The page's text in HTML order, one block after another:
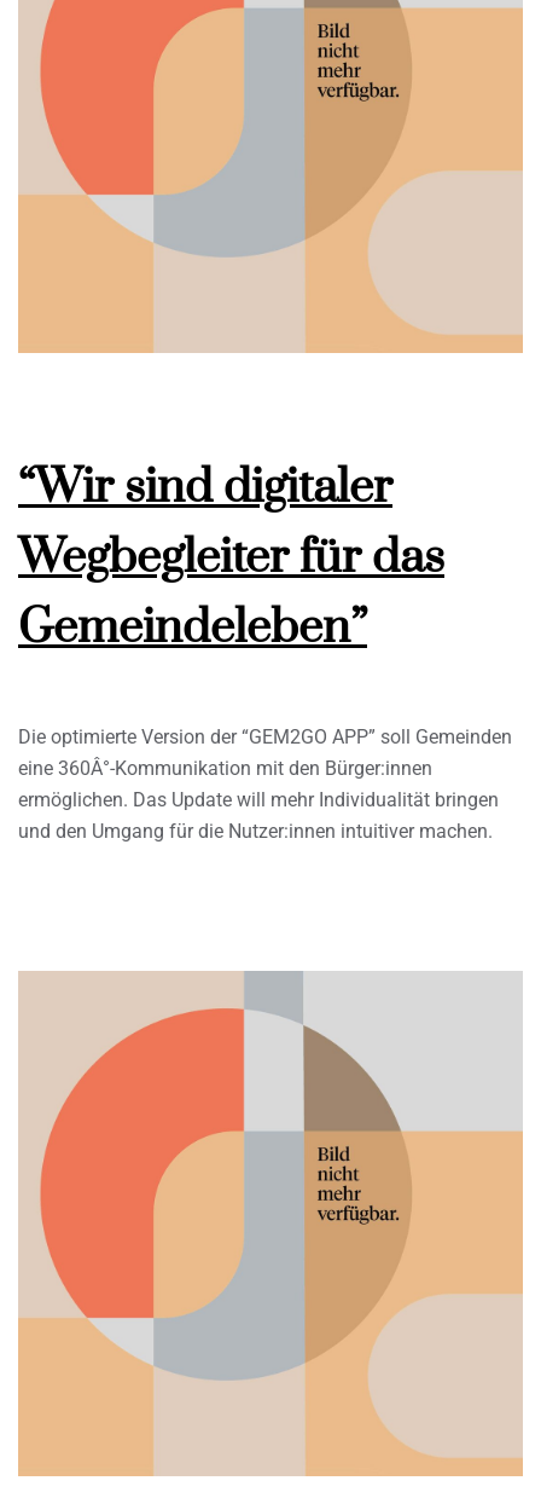
“Wir sind digitaler
Wegbegleiter für das
Gemeindeleben”
Die optimierte Version der “GEM2GO APP” soll Gemeinden
eine 360Â°-Kommunikation mit den Bürger:innen
ermöglichen. Das Update will mehr Individualität bringen
und den Umgang für die Nutzer:innen intuitiver machen.